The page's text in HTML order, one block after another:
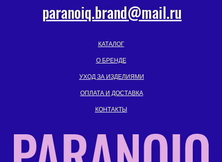
О БРЕНДЕ
УХОД ЗА ИЗДЕЛИЯМИ
ОПЛАТА И ДОСТАВКА
КОНТАКТЫ
КАТАЛОГ
paranoiq.brand@mail.ru